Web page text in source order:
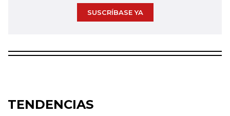
SUSCRÍBASE YA
TENDENCIAS